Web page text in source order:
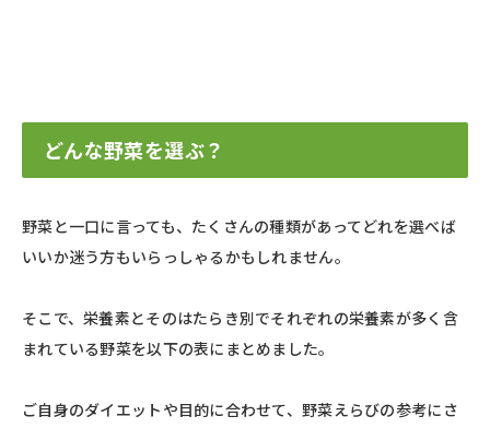
どんな野菜を選ぶ？
野菜と一口に言っても、たくさんの種類があってどれを選べば
いいか迷う方もいらっしゃるかもしれません。
そこで、栄養素とそのはたらき別でそれぞれの栄養素が多く含
まれている野菜を以下の表にまとめました。
ご自身のダイエットや目的に合わせて、野菜えらびの参考にさ